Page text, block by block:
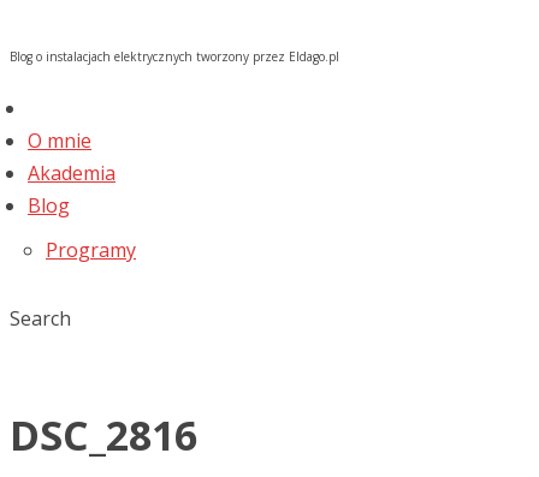
Blog o instalacjach elektrycznych tworzony przez Eldago.pl
O mnie
Akademia
Blog
Programy
Search
DSC_2816